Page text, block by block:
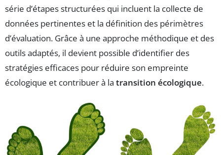
série d’étapes structurées qui incluent la collecte de
données pertinentes et la définition des périmètres
d’évaluation. Grâce à une approche méthodique et des
outils adaptés, il devient possible d’identifier des
stratégies efficaces pour réduire son empreinte
écologique et contribuer à la transition écologique.